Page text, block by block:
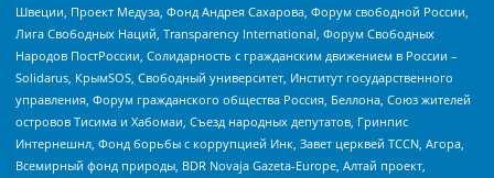
Швеции, Проект Медуза, Фонд Андрея Сахарова, Форум свободной России,
Лига Свободных Наций, Transparеncy International, Форум Свободных
Народов ПостРоссии, Солидарность с гражданским движением в России –
Solidarus, КрымSOS, Свободный университет, Институт государственного
управления, Форум гражданского общества Россия, Беллона, Союз жителей
островов Тисима и Хабомаи, Съезд народных депутатов, Гринпис
Интернешнл, Фонд борьбы с коррупцией Инк, Завет церквей TCCN, Агора,
Всемирный фонд природы, BDR Novaja Gazeta-Europe, Алтай проект,